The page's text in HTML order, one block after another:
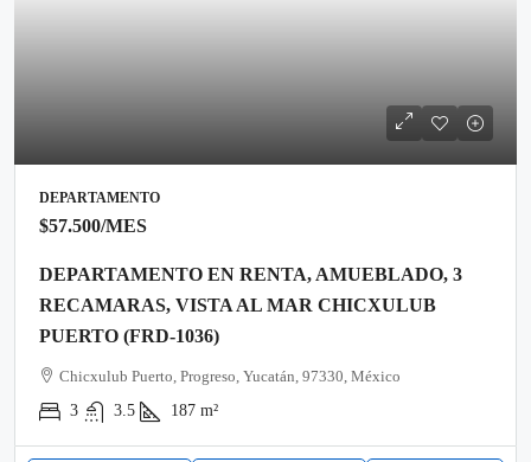
DEPARTAMENTO
$57.500/MES
DEPARTAMENTO EN RENTA, AMUEBLADO, 3
RECAMARAS, VISTA AL MAR CHICXULUB
PUERTO (FRD-1036)
Chicxulub Puerto, Progreso, Yucatán, 97330, México
3
3.5 187 m²